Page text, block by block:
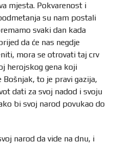
mjesta. Pokvarenost i
su nam postali
svaki dan kada
da će nas negdje
mora se otrovati taj crv
herojskog gena koji
to je pravi gazija,
dati za svoj nadod i svoju
bi svoj narod povukao do
narod da vide na dnu, i